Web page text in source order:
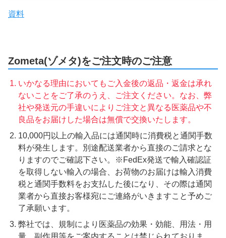
資料
Zometa(ゾメタ)をご注文時のご注意
いかなる理由においてもご入金後の返品・返金は承れ
ないことをご了承のうえ、ご注文ください。なお、弊
社や発送元の手違いによりご注文と異なる医薬品や不
良品をお届けした場合は無償で交換いたします。
10,000円以上の輸入品には通関時に消費税と通関手数
料が発生します。別途配送業者から直接のご請求とな
りますのでご確認下さい。※FedEx発送で輸入確認証
を取得しない輸入の場合、お荷物のお届けは輸入消費
税と通関手数料をお支払した後になり、その際は通関
業者から直接お客様宛にご連絡がいきますこと予めご
了承願います。
弊社では、規制により医薬品の効果・効能、用法・用